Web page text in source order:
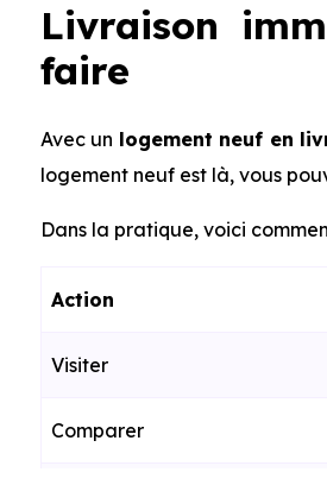
Livraison
faire
Avec un logement neuf en
logement neuf est là, vous
Dans la pratique, voici
Action
Visiter
Comparer